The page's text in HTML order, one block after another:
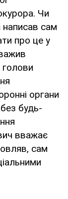
Чи
сам
про це у
голови
органи
будь-
вважає
сам